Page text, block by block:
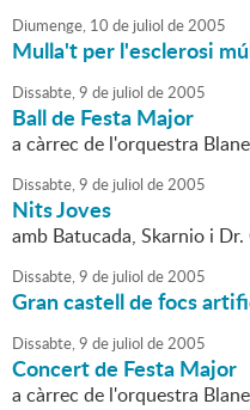
Diumenge, 10 de juliol de2005
Mulla't per l'esclerosi
Dissabte,9 de juliol de2005
Ball de Festa Major
a càrrec de l'orquestra
Dissabte,9 de juliol de2005
Nits Joves
amb Batucada, Skarnio i Dr.
Dissabte,9 de juliol de2005
Gran castell de focs
Dissabte,9 de juliol de2005
Concert de Festa Major
a càrrec de l'orquestra